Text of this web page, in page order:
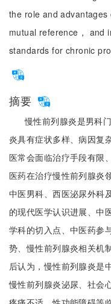
the role and
mutual reference， and
standards for chronic
摘要
慢性前列腺炎是男科
炎具有症状多样、病因复
医常会面临治疗手段有限
医药在治疗慢性前列腺炎
中医男科、西医泌尿外科
的现代医学认识进展、中
学科的切入点、中医药参
势、慢性前列腺炎相关机
后认为，慢性前列腺炎是
慢性前列腺炎泌尿、社会